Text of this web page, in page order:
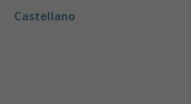
Castellano